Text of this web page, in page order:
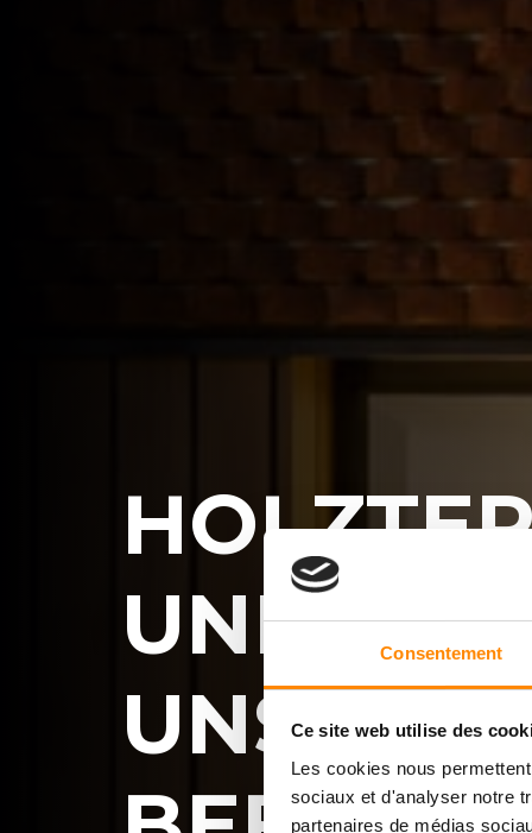
Consentement
Ce site web utilise des
Les cookies nous
sociaux et d'analyser notre
partenaires de médias
UND